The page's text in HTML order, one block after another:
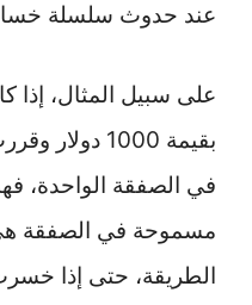
عند حدوث سلسلة
على سبيل المثال،
في الصفقة الواحدة،
الطريقة، حتى إذا